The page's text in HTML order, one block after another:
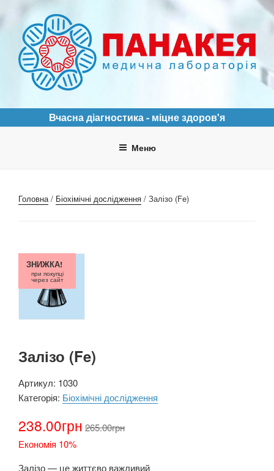
вмісту
ПАНАКЕЯ
Вчасна діагностика - міцне здоров'я
Меню
Головна/ Біохімічні дослідження / Залізо (Fe)
Залізо (Fe)
Артикул: 1030
Категорія: Біохімічні дослідження
238.00грн 265.00грн
Економія 10%
ЗНИЖКА!
при покупці
через сайт
Залізо — це життєво важливий